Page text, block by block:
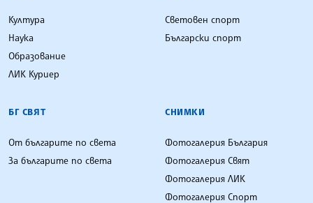
Култура
Наука
Образование
ЛИК Куриер
Световен спорт
Български спорт
БГ СВЯТ
От българите по света
За българите по света
СНИМКИ
Фотогалерия България
Фотогалерия Свят
Фотогалерия ЛИК
Фотогалерия Спорт